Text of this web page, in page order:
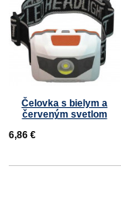
Čelovka s bielym a
červeným svetlom
6,86 €